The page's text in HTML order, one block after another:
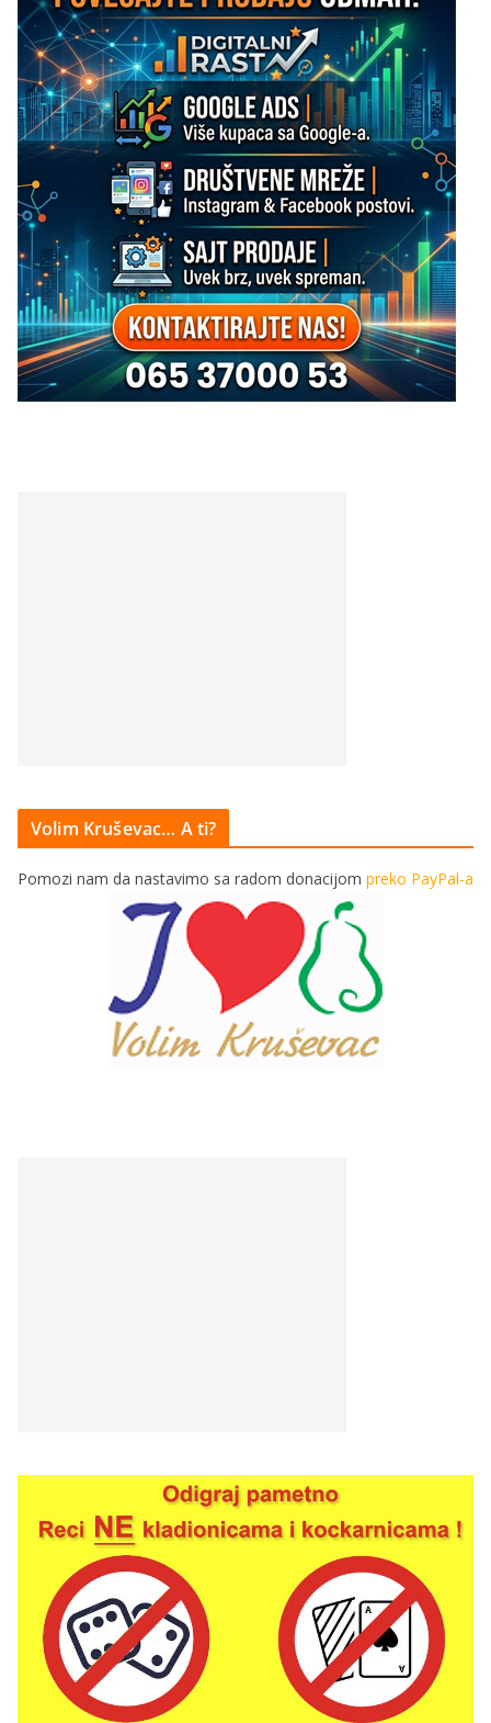
Volim Kruševac… A ti?
Pomozi nam da nastavimo sa radom donacijom preko PayPal-a